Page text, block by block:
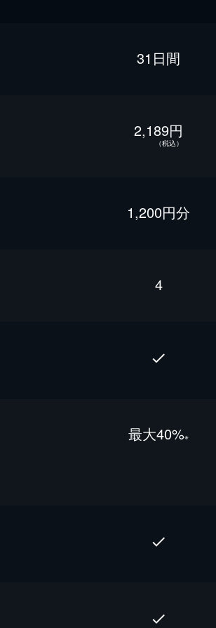
31日間
2,189円
（税込）
1,200円分
4
最⼤40%※